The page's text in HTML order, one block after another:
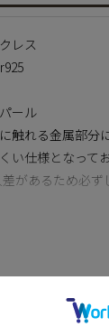
る返品、交換
レス
ール
触れる金属部分
い仕様となって
差があるため必
お修理やメン